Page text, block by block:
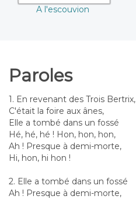
A l'escouvion
Paroles
1. En revenant des Trois Bertrix,
C'était la foire aux ânes,
Elle a tombé dans un fossé
Hé, hé, hé ! Hon, hon, hon,
Ah ! Presque à demi-morte,
Hi, hon, hi hon !
2. Elle a tombé dans un fossé
Ah ! Presque à demi-morte,